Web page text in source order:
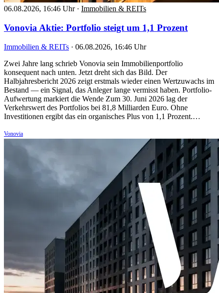
06.08.2026, 16:46 Uhr · Immobilien & REITs
Vonovia Aktie: Portfolio steigt um 1,1 Prozent
Immobilien & REITs · 06.08.2026, 16:46 Uhr
Zwei Jahre lang schrieb Vonovia sein Immobilienportfolio
konsequent nach unten. Jetzt dreht sich das Bild. Der
Halbjahresbericht 2026 zeigt erstmals wieder einen Wertzuwachs im
Bestand — ein Signal, das Anleger lange vermisst haben. Portfolio-
Aufwertung markiert die Wende Zum 30. Juni 2026 lag der
Verkehrswert des Portfolios bei 81,8 Milliarden Euro. Ohne
Investitionen ergibt das ein organisches Plus von 1,1 Prozent.…
Vonovia